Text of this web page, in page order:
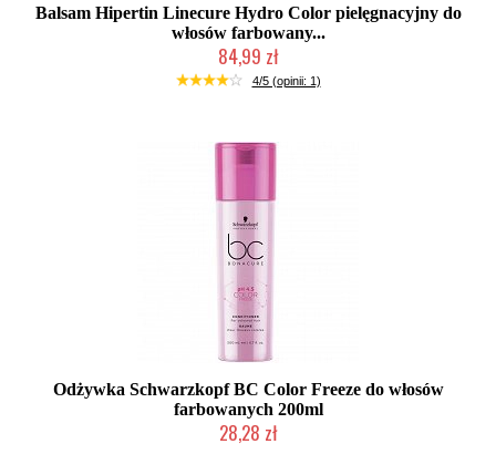
Balsam Hipertin Linecure Hydro Color pielęgnacyjny do
włosów farbowany...
84,99 zł
Duża ilość (wysyłka w 24h)
4/5 (opinii: 1)
Odżywka Schwarzkopf BC Color Freeze do włosów
farbowanych 200ml
28,28 zł